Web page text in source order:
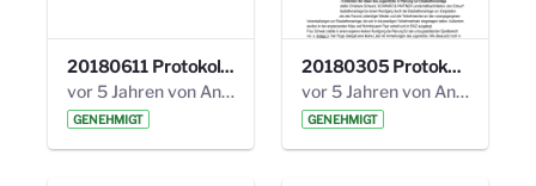
20180611 Protokoll 23. Steuerungskreis.pdf
vor 5 Jahren von Anni Schlumberger
GENEHMIGT
20180305 Protokoll 22. Steuerungskreis.pdf
vor 5 Jahren von Anni Schlumberger
GENEHMIGT